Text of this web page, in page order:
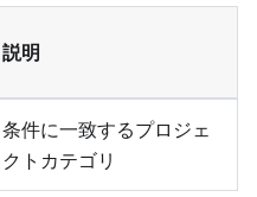
説明
条件に一致するプロジェ
クトカテゴリ